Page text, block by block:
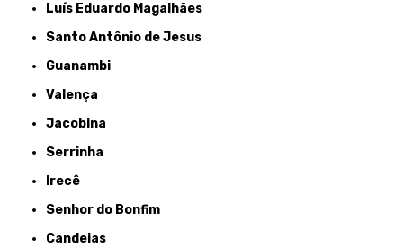
Luís Eduardo Magalhães
Santo Antônio de Jesus
Guanambi
Valença
Jacobina
Serrinha
Irecê
Senhor do Bonfim
Candeias